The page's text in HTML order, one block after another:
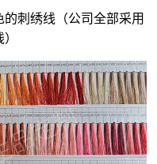
刺绣线（公司全部采用